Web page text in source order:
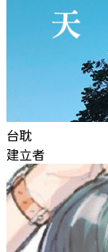
台耽
建立者